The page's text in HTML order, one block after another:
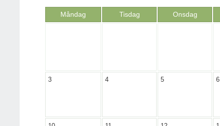
Måndag Tisdag Onsdag
3 4 5 6